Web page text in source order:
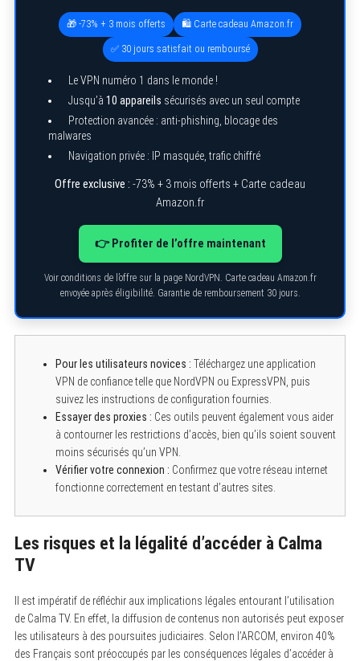
🎁 -73% + 3 mois offerts 🛍️ Carte cadeau Amazon.fr
✅ 30 jours satisfait ou remboursé
Le VPN numéro 1 dans le monde !
Jusqu’à 10 appareils sécurisés avec un seul compte
Protection avancée : anti-phishing, blocage des
malwares
Navigation privée : IP masquée, trafic chiffré
Offre exclusive : -73% + 3 mois offerts + Carte cadeau
Amazon.fr
👉 Profiter de l’offre maintenant
Voir conditions de l’offre sur la page NordVPN. Carte cadeau Amazon.fr
envoyée après éligibilité. Garantie de remboursement 30 jours.
Pour les utilisateurs novices : Téléchargez une application
VPN de confiance telle que NordVPN ou ExpressVPN, puis
suivez les instructions de configuration fournies.
Essayer des proxies : Ces outils peuvent également vous aider
à contourner les restrictions d’accès, bien qu’ils soient souvent
moins sécurisés qu’un VPN.
Vérifier votre connexion : Confirmez que votre réseau internet
fonctionne correctement en testant d’autres sites.
Les risques et la légalité d’accéder à Calma
TV
Il est impératif de réfléchir aux implications légales entourant l’utilisation
de Calma TV. En effet, la diffusion de contenus non autorisés peut exposer
les utilisateurs à des poursuites judiciaires. Selon l’ARCOM, environ 40%
des Français sont préoccupés par les conséquences légales d’accéder à
r
: